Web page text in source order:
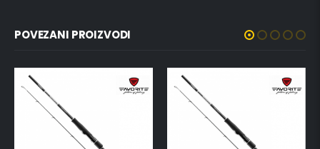
POVEZANI PROIZVODI